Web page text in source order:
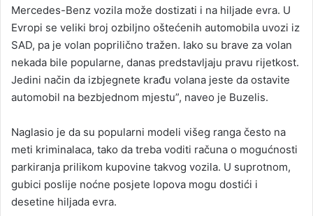
Mercedes-Benz vozila može dostizati i na hiljade evra. U
Evropi se veliki broj ozbiljno oštećenih automobila uvozi iz
SAD, pa je volan poprilično tražen. Iako su brave za volan
nekada bile popularne, danas predstavljaju pravu rijetkost.
Jedini način da izbjegnete krađu volana jeste da ostavite
automobil na bezbjednom mjestu”, naveo je Buzelis.
Naglasio je da su popularni modeli višeg ranga često na
meti kriminalaca, tako da treba voditi računa o mogućnosti
parkiranja prilikom kupovine takvog vozila. U suprotnom,
gubici poslije noćne posjete lopova mogu dostići i
desetine hiljada evra.